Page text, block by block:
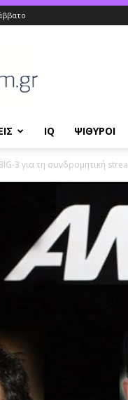
IQ ΨΙΘΥΡΟΙ
3 για τη συνδρομητική